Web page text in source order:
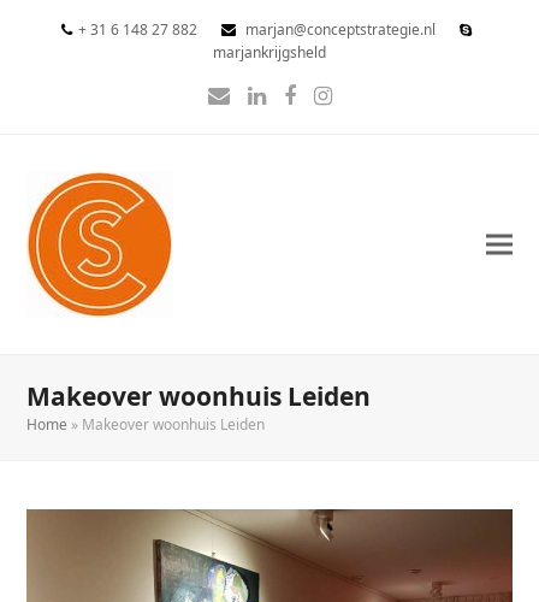
+ 31 6 148 27 882
marjan@conceptstrategie.nl
marjankrijgsheld
E- LinkedIn
Facebook
Instagram
Makeover woonhuis Leiden
Home » Makeover woonhuis Leiden